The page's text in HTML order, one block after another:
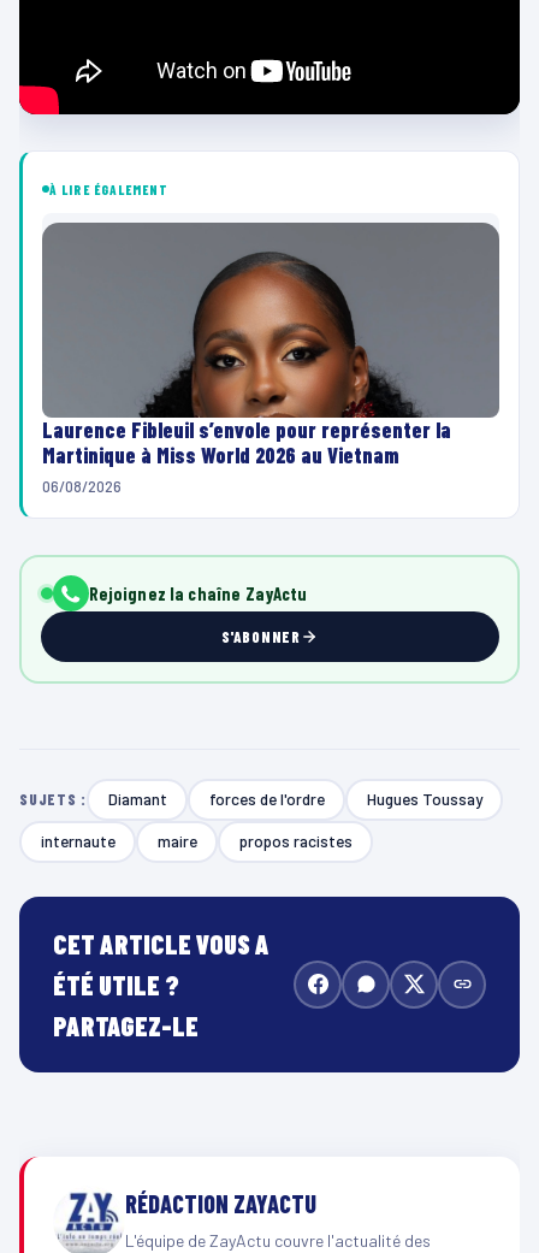
À LIRE ÉGALEMENT
Laurence Fibleuil s’envole pour représenter la
Martinique à Miss World 2026 au Vietnam
06/08/2026
Rejoignez la chaîne ZayActu
S'ABONNER
SUJETS : Diamant forces de l'ordre Hugues Toussay
internaute maire propos racistes
CET ARTICLE VOUS A
ÉTÉ UTILE ?
PARTAGEZ-LE
RÉDACTION ZAYACTU
L'équipe de ZayActu couvre l'actualité des